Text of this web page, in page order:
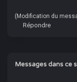
(Modification du
Répondre
Messages dans ce